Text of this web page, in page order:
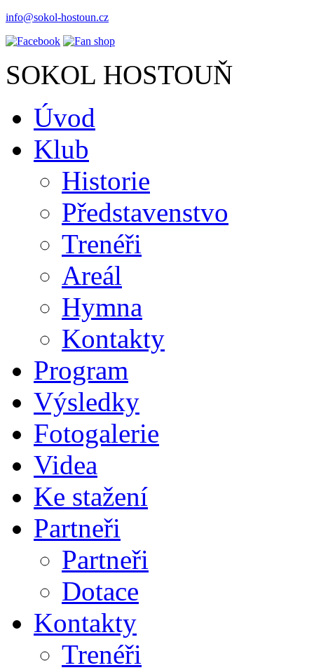
info@sokol-hostoun.cz
SOKOL HOSTOUŇ
Úvod
Klub
Historie
Představenstvo
Trenéři
Areál
Hymna
Kontakty
Program
Výsledky
Fotogalerie
Videa
Ke stažení
Partneři
Partneři
Dotace
Kontakty
Trenéři